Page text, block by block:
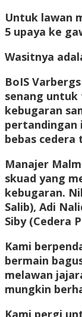
Untuk lawan
5 upaya ke
Wasitnya
BoIS
senang
kebugaran
pertandingan
bebas
Manajer
skuad yang
kebugaran.
Salib), Adi
Siby (Cedera
Kami
bermain
melawan
mungkin
Kami pergi